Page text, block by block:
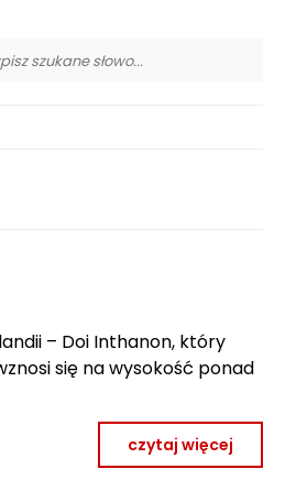
a
n
n
– Doi Inthanon, który
się na wysokość ponad
czytaj więcej